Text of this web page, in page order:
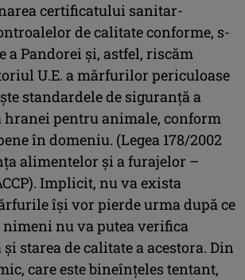
certificatului sanitar-
de calitate conforme, s-
a Pandorei și, astfel, riscăm
U.E. a mărfurilor periculoase
standardele de siguranță a
pentru animale, conform
în domeniu. (Legea 178/2002
alimentelor și a furajelor –
Implicit, nu va exista
își vor pierde urma după ce
nu va putea verifica
starea de calitate a acestora. Din
care este bineînțeles tentant,